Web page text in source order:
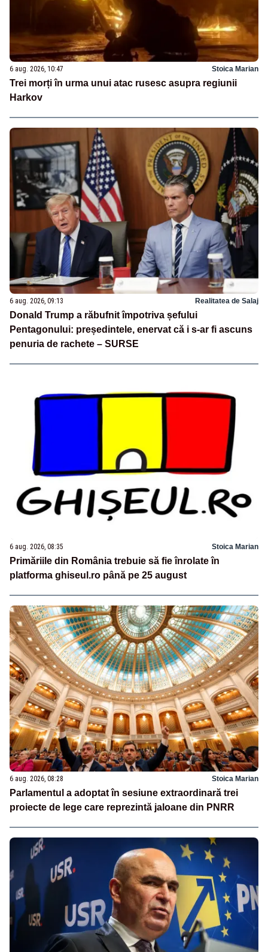
6 aug. 2026, 10:47 Stoica Marian
Trei morți în urma unui atac rusesc asupra regiunii
Harkov
6 aug. 2026, 09:13 Realitatea de Salaj
Donald Trump a răbufnit împotriva șefului
Pentagonului: președintele, enervat că i s-ar fi ascuns
penuria de rachete – SURSE
6 aug. 2026, 08:35 Stoica Marian
Primăriile din România trebuie să fie înrolate în
platforma ghiseul.ro până pe 25 august
6 aug. 2026, 08:28 Stoica Marian
Parlamentul a adoptat în sesiune extraordinară trei
proiecte de lege care reprezintă jaloane din PNRR